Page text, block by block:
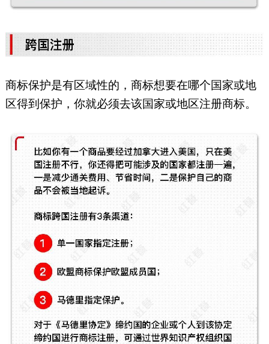
商标保护是有区域性的，商标想要在哪个国家或地
区得到保护，你就必须去该国家或地区注册商标。